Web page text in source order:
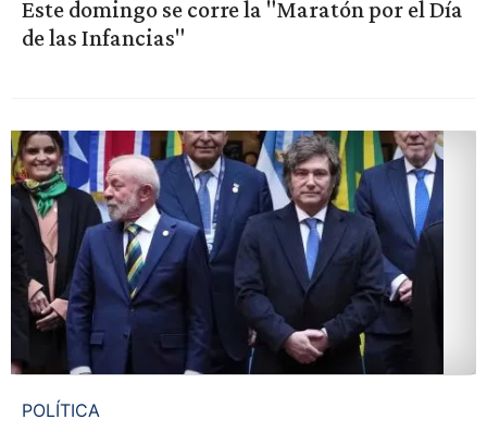
Este domingo se corre la "Maratón por el Día
de las Infancias"
POLÍTICA